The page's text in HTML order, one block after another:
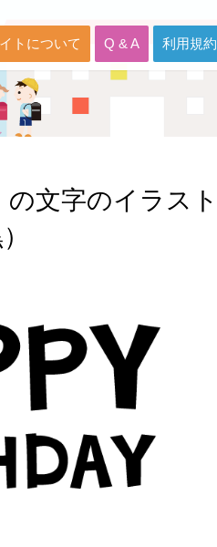
トについて Q & A 利用規約
文字のイラスト